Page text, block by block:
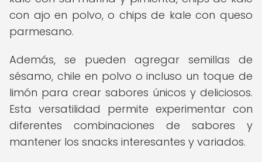
con ajo en polvo, o chips de kale con queso
parmesano.
Además, se pueden agregar semillas de
sésamo, chile en polvo o incluso un toque de
limón para crear sabores únicos y deliciosos.
Esta versatilidad permite experimentar con
diferentes combinaciones de sabores y
mantener los snacks interesantes y variados.